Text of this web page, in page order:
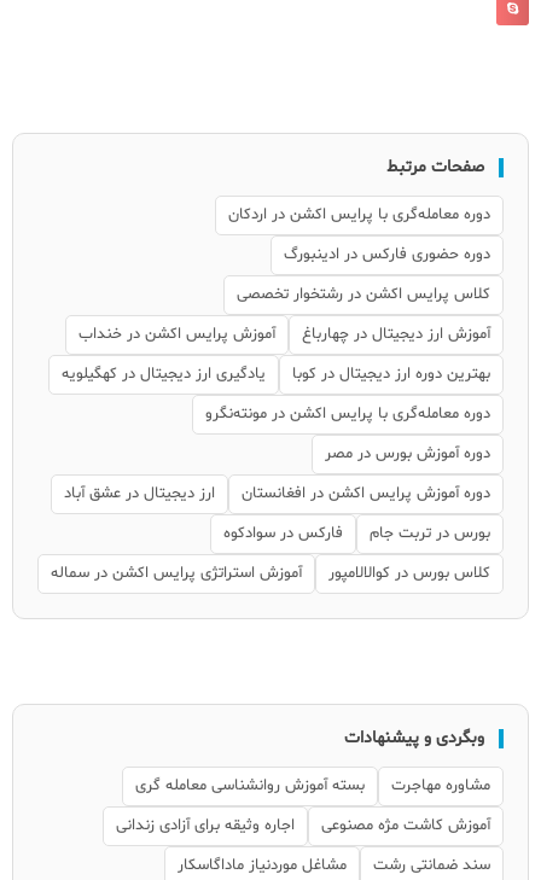
صفحات مرتبط
دوره معامله‌گری با پرایس اکشن در اردکان
دوره حضوری فارکس در ادینبورگ
کلاس پرایس اکشن در رشتخوار تخصصی
آموزش ارز دیجیتال در چهارباغ
آموزش پرایس اکشن در خنداب
بهترین دوره ارز دیجیتال در کوبا
یادگیری ارز دیجیتال در کهگیلویه
دوره معامله‌گری با پرایس اکشن در مونته‌نگرو
دوره آموزش بورس در مصر
دوره آموزش پرایس اکشن در افغانستان
ارز دیجیتال در عشق آباد
بورس در تربت جام
فارکس در سوادکوه
کلاس بورس در کوالالامپور
آموزش استراتژی پرایس اکشن در سماله
وبگردی و پیشنهادات
مشاوره مهاجرت
بسته آموزش روانشناسی معامله گری
آموزش کاشت مژه مصنوعی
اجاره وثیقه برای آزادی زندانی
سند ضمانتی رشت
مشاغل موردنیاز ماداگاسکار